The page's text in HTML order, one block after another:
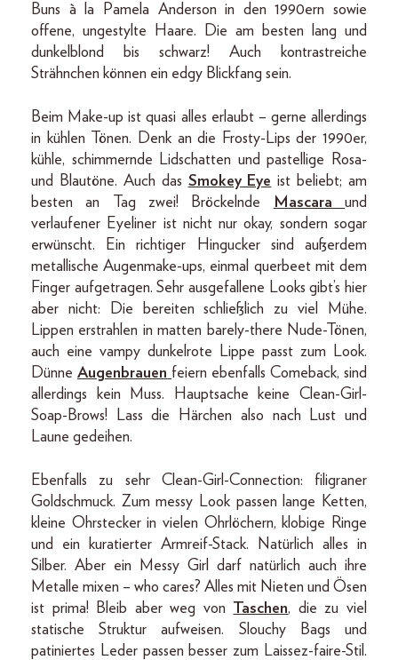
Buns à la Pamela Anderson in den 1990ern sowie
offene, ungestylte Haare. Die am besten lang und
dunkelblond bis schwarz! Auch kontrastreiche
Strähnchen können ein edgy Blickfang sein.
Beim Make-up ist quasi alles erlaubt – gerne allerdings
in kühlen Tönen. Denk an die Frosty-Lips der 1990er,
kühle, schimmernde Lidschatten und pastellige Rosa-
und Blautöne. Auch das Smokey Eye ist beliebt; am
besten an Tag zwei! Bröckelnde
Mascaraund
verlaufener Eyeliner ist nicht nur okay, sondern sogar
erwünscht. Ein richtiger Hingucker sind außerdem
metallische Augenmake-ups, einmal querbeet mit dem
Finger aufgetragen. Sehr ausgefallene Looks gibt’s hier
aber nicht: Die bereiten schließlich zu viel Mühe.
Lippen erstrahlen in matten barely-there Nude-Tönen,
auch eine vampy dunkelrote Lippe passt zum Look.
Dünne Augenbrauen feiern ebenfalls Comeback, sind
allerdings kein Muss. Hauptsache keine Clean-Girl-
Soap-Brows! Lass die Härchen also nach Lust und
Laune gedeihen.
Ebenfalls zu sehr Clean-Girl-Connection: filigraner
Goldschmuck. Zum messy Look passen lange Ketten,
kleine Ohrstecker in vielen Ohrlöchern, klobige Ringe
und ein kuratierter Armreif-Stack. Natürlich alles in
Silber. Aber ein Messy Girl darf natürlich auch ihre
Metalle mixen – who cares? Alles mit Nieten und Ösen
ist prima! Bleib aber weg von Taschen, die zu viel
statische Struktur aufweisen. Slouchy Bags und
patiniertes Leder passen besser zum Laissez-faire-Stil.